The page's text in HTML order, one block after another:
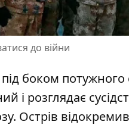
до війни
боком
і розглядає
Острів